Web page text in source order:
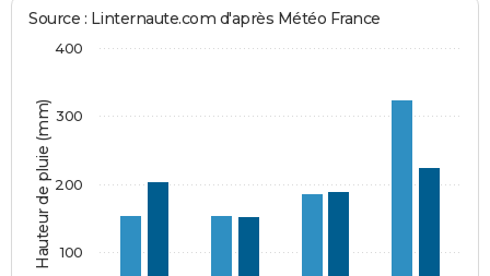
Hauteur de pluie (mm)
Source : Linternaute.com d'après Météo France
100
200
300
400